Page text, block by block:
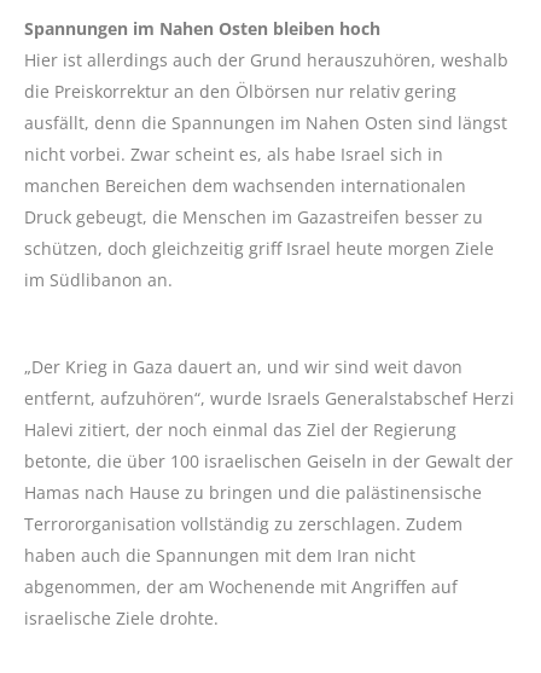
Spannungen im Nahen Osten bleiben hoch
Hier ist allerdings auch der Grund herauszuhören, weshalb
die Preiskorrektur an den Ölbörsen nur relativ gering
ausfällt, denn die Spannungen im Nahen Osten sind längst
nicht vorbei. Zwar scheint es, als habe Israel sich in
manchen Bereichen dem wachsenden internationalen
Druck gebeugt, die Menschen im Gazastreifen besser zu
schützen, doch gleichzeitig griff Israel heute morgen Ziele
im Südlibanon an.
„Der Krieg in Gaza dauert an, und wir sind weit davon
entfernt, aufzuhören“, wurde Israels Generalstabschef Herzi
Halevi zitiert, der noch einmal das Ziel der Regierung
betonte, die über 100 israelischen Geiseln in der Gewalt der
Hamas nach Hause zu bringen und die palästinensische
Terrororganisation vollständig zu zerschlagen. Zudem
haben auch die Spannungen mit dem Iran nicht
abgenommen, der am Wochenende mit Angriffen auf
israelische Ziele drohte.